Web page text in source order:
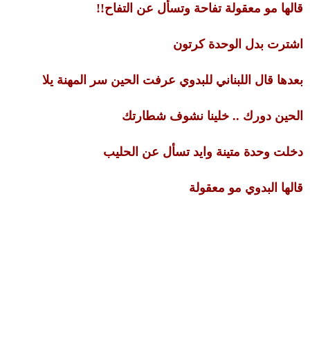
قالها مو معقولة تفاحة وتسأل عن التفاح!!
اشترت بدل الوحدة كرتون
بعدها قال اللبناني للبدوي عرفت الحين سر المهنة يلا
الحين دورك .. خلينا نشوف شطارتك
دخلت وحدة متينة وايد تسأل عن الحليب
قالها البدوي مو معقولة